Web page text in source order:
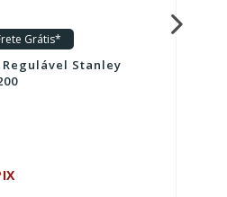
Grátis*
Stanley